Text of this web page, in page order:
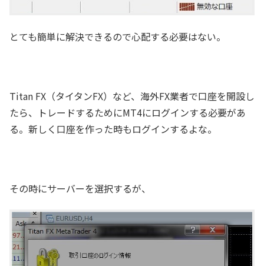
とても簡単に解決できるので心配する必要はない。
Titan FX（タイタンFX）など、海外FX業者で口座を開設し
たら、トレードするためにMT4にログインする必要があ
る。新しく口座を作った時もログインするよな。
その時にサーバーを選択するが、